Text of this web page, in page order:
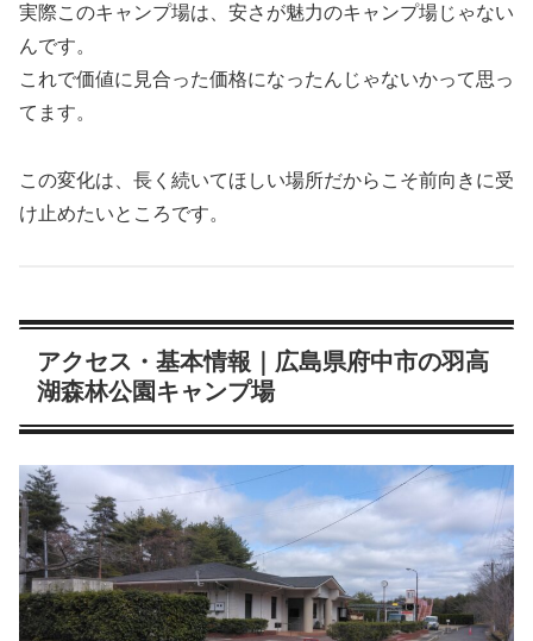
実際このキャンプ場は、安さが魅力のキャンプ場じゃない
んです。
これで価値に見合った価格になったんじゃないかって思っ
てます。
この変化は、長く続いてほしい場所だからこそ前向きに受
け止めたいところです。
アクセス・基本情報｜広島県府中市の羽高
湖森林公園キャンプ場